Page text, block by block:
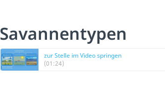
Savannentypen
zur Stelle im Video springen
(01:24)